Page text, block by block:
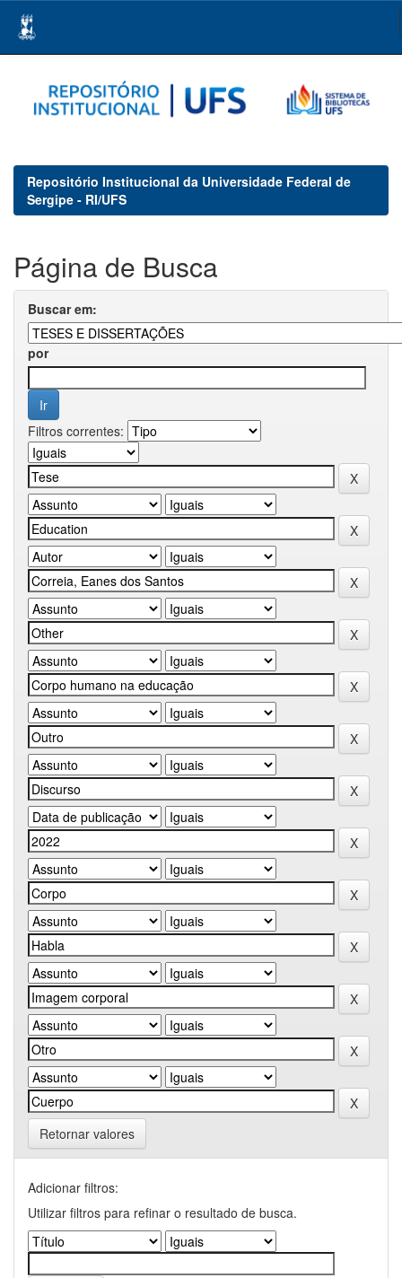
navigation
Repositório Institucional da Universidade Federal de
Sergipe - RI/UFS
Página de Busca
Buscar em:
por
Filtros correntes:
Retornar valores
Adicionar filtros:
Utilizar filtros para refinar o resultado de busca.